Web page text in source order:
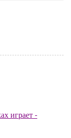
играет -